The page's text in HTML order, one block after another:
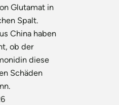
Glutamat in
Spalt.
China haben
ob der
diese
Schäden